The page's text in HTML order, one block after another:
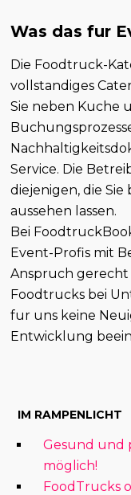
Was das fur
Die Foodtruck-
vollstandiges
Sie neben Kuche
Service. Die
diejenigen, die
aussehen lassen.
Bei
Event-Profis mit
Anspruch gerecht
Foodtrucks bei
fur uns keine
Entwicklung
IM RAMPENLICHT
Gesund und
möglich!
FoodTrucks